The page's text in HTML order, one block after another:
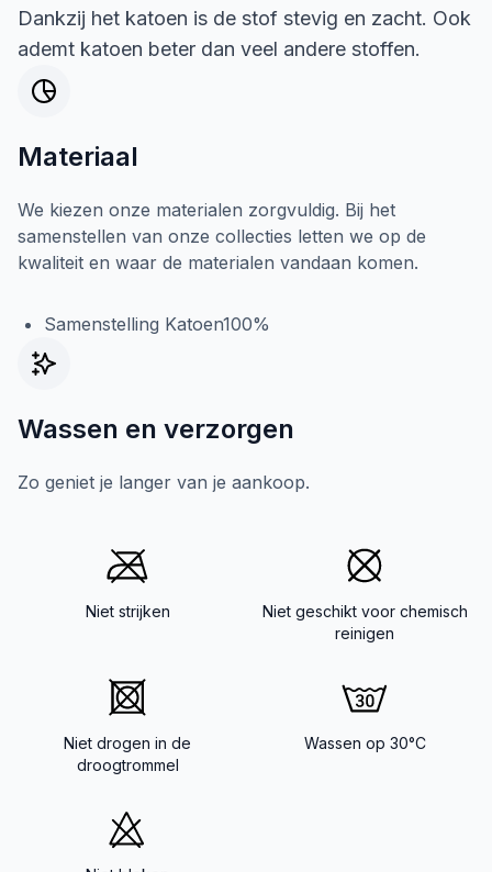
Dankzij het katoen is de stof stevig en zacht. Ook
ademt katoen beter dan veel andere stoffen.
Materiaal
We kiezen onze materialen zorgvuldig. Bij het
samenstellen van onze collecties letten we op de
kwaliteit en waar de materialen vandaan komen.
Samenstelling Katoen100%
Wassen en verzorgen
Zo geniet je langer van je aankoop.
Niet strijken
Niet geschikt voor chemisch
reinigen
Niet drogen in de
droogtrommel
Wassen op 30°C